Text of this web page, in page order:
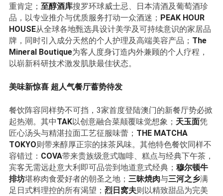
重肯定； 至醇酒库搜罗环球威士忌、日本清酒及葡萄酒珍
品，以专业推介与优质服务打动一众酒迷； PEAK HOUR
HOUSE从全球各地甄选具设计美学及可持续意识的家居品
牌，同时引入成分天然的个人护理及高端美容产品； The
Mineral Boutique为客人度身订造内外兼顾的个人疗程，
以崭新科研技术激发肌肤最佳状态。
美味新惊喜 超人气餐厅蓄势待发
餐饮阵容同样势不可挡，3家首度登陆澳门的新餐厅势必掀
起热潮。其中TAK以创意融合菜颠覆味觉想象； 天玉面凭
匠心汤头与精湛拉面工艺征服味蕾； THE MATCHA
TOKYO则带来醇厚正宗的抹茶风味。其他特色餐饮同样不
容错过： COVA带来贵族级意式咖啡、糕点与经典下午茶，
宾客无需远赴意大利即可品尝到地道意式经典； 穆尔顿牛
排坊堪称肉食爱好者的朝圣之地； 三昧焼肉与三河之乡满
足日式料理控的所有渴望； 烈日窝夫则以精致甜品为完美